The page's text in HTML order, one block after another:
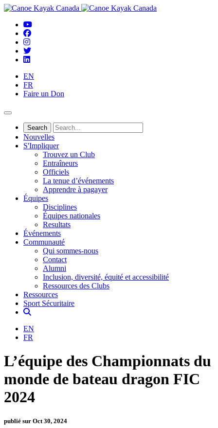
EN
FR
Faire un Don
Nouvelles
S'Impliquer
Trouvez un Club
Entraîneurs
Officiels
La tenue d’événements
Apprendre à pagayer
Équipes
Disciplines
Équipes nationales
Resultats
Événements
Communauté
Qui sommes-nous
Contact
Alumni
Inclusion, diversité, équité et accessibilité
Ressources des Clubs
Ressources
Sport Sécuritaire
EN
FR
L’équipe des Championnats du
monde de bateau dragon FIC
2024
publié sur Oct 30, 2024